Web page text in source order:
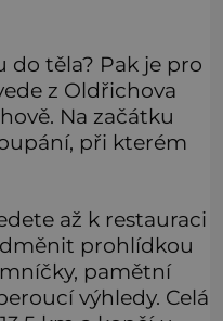
do těla? Pak je pro
z Oldřichova
Na začátku
při kterém
až k restauraci
prohlídkou
pamětní
výhledy. Celá